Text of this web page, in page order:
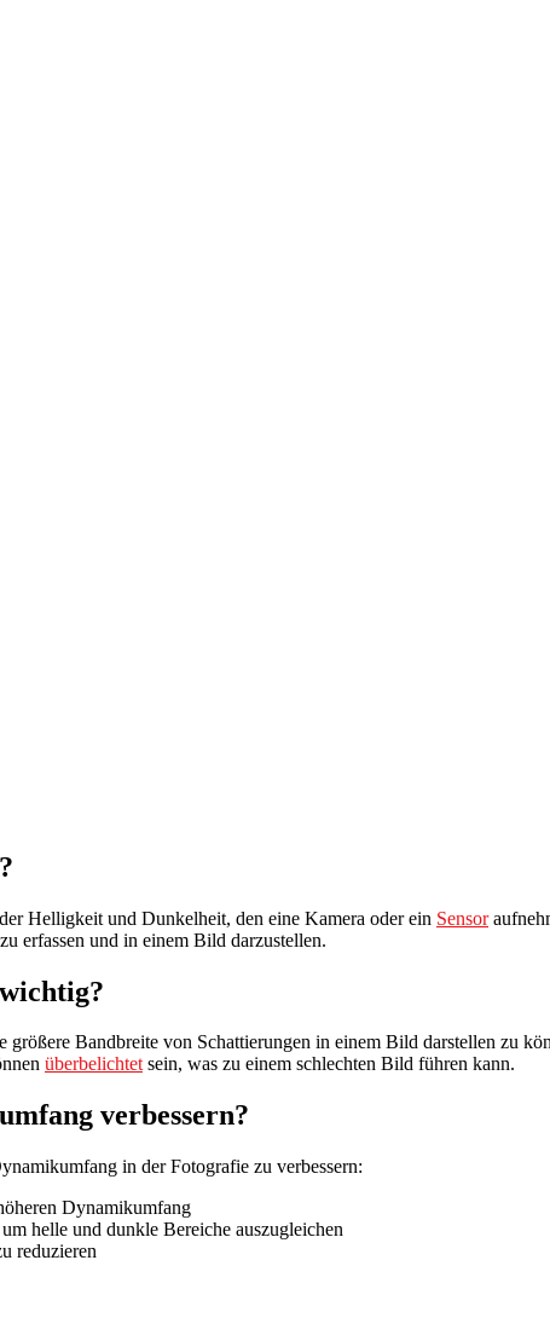
Helligkeit und Dunkelheit, den eine Kamera oder ein Sensor
erfassen und in einem Bild darzustellen.
Bandbreite von Schattierungen in einem Bild darstellen zu
überbelichtetsein, was zu einem schlechten Bild führen kann.
verbessern?
in der Fotografie zu verbessern:
Dynamikumfang
helle und dunkle Bereiche auszugleichen
reduzieren